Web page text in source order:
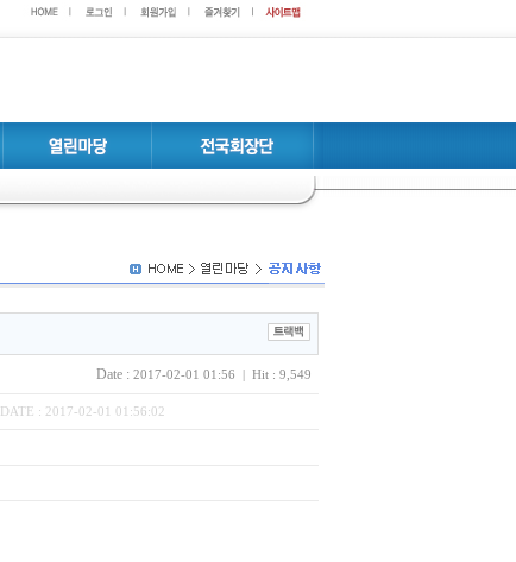
Date : 2017-02-01 01:56 | Hit : 9,549
DATE : 2017-02-01 01:56:02